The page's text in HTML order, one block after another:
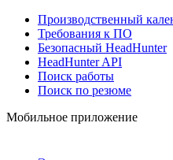
Производственный
Требования к ПО
Безопасный HeadHunter
HeadHunter API
Поиск работы
Поиск по резюме
Мобильное приложение